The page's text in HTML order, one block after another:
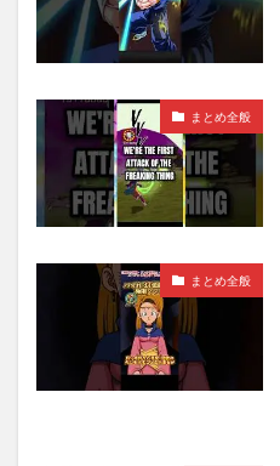
まとめ全般
まとめ全般